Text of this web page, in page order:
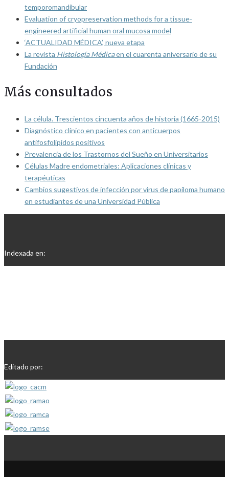
temporomandibular
Evaluation of cryopreservation methods for a tissue-
engineered artificial human oral mucosa model
‘ACTUALIDAD MÉDICA’, nueva etapa
La revista Histología Médicaen el cuarenta aniversario de su
Fundación
Más consultados
La célula. Trescientos cincuenta años de historia (1665-2015)
Diagnóstico clínico en pacientes con anticuerpos
antifosfolípidos positivos
Prevalencia de los Trastornos del Sueño en Universitarios
Células Madre endometriales: Aplicaciones clínicas y
terapéuticas
Cambios sugestivos de infección por virus de papiloma humano
en estudiantes de una Universidad Pública
Indexada en:
Editado por: